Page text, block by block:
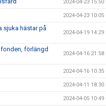
2024-04-23 15:50
2024-04-23 10:05
sjuka hästar på
2024-04-19 14:29
förlängd
2024-04-16 21:58
2024-04-16 10:35
2024-04-11 18:30
2024-04-05 10:49